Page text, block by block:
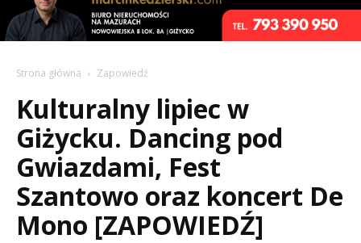
Strona główna Zapowiedź
Kulturalny lipiec w
Giżycku. Dancing pod
Gwiazdami, Fest
Szantowo oraz koncert De
Mono [ZAPOWIEDŹ]